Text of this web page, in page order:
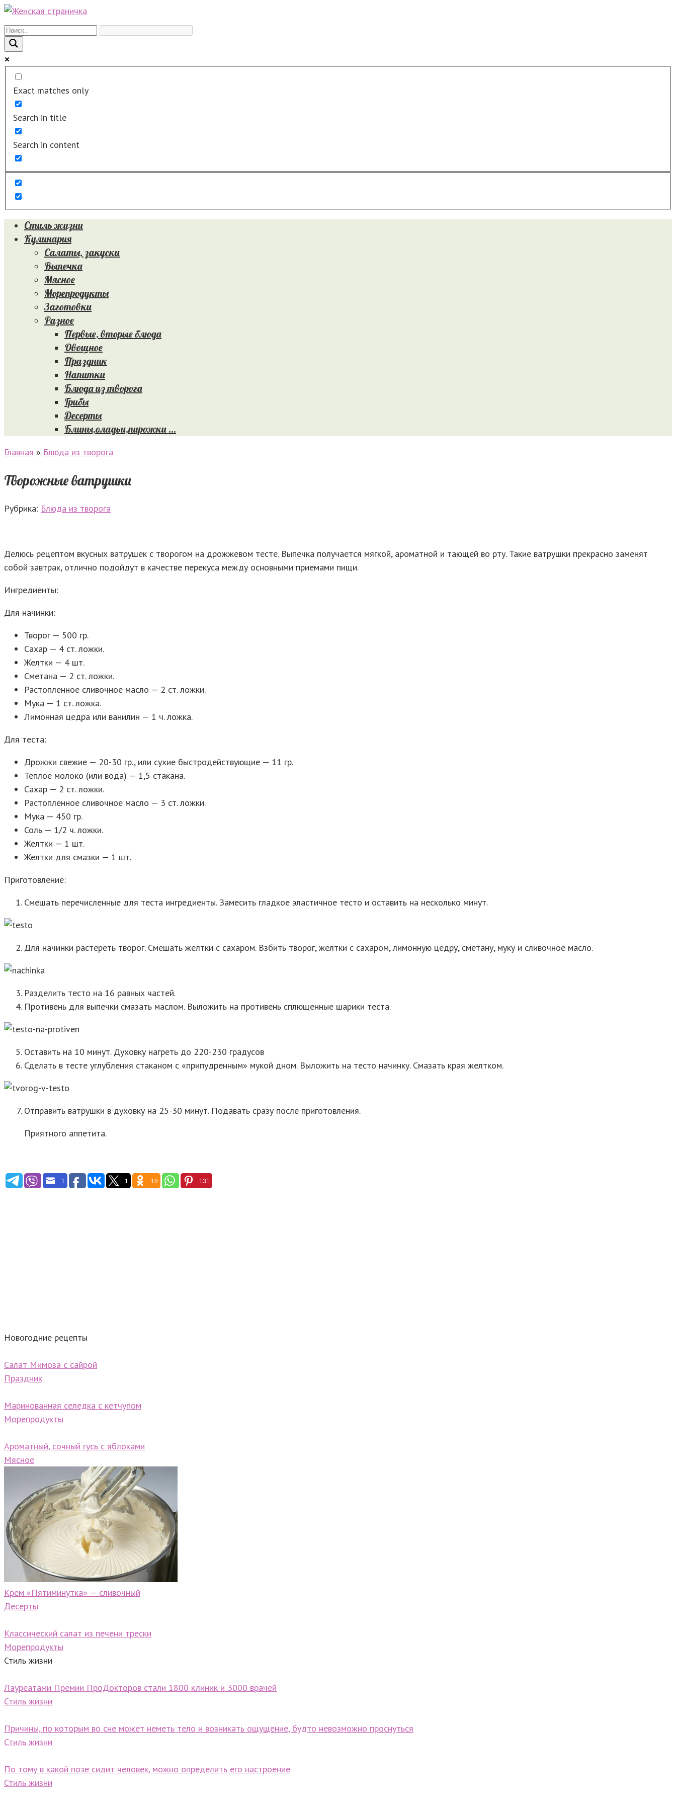
Перейти
к
контенту
Exact matches only
Search in title
Search in content
Стиль жизни
Кулинария
Салаты, закуски
Выпечка
Мясное
Морепродукты
Заготовки
Разное
Первые, вторые блюда
Овощное
Праздник
Напитки
Блюда из творога
Грибы
Десерты
Блины,оладьи,пирожки …
Главная » Блюда из творога
Творожные ватрушки
Рубрика: Блюда из творога
Делюсь рецептом вкусных ватрушек с творогом на дрожжевом тесте. Выпечка получается мягкой, ароматной и тающей во рту. Такие ватрушки прекрасно заменят
собой завтрак, отлично подойдут в качестве перекуса между основными приемами пищи.
Ингредиенты:
Для начинки:
Творог — 500 гр.
Сахар — 4 ст. ложки.
Желтки — 4 шт.
Сметана — 2 ст. ложки.
Растопленное сливочное масло — 2 ст. ложки.
Мука — 1 ст. ложка.
Лимонная цедра или ванилин — 1 ч. ложка.
Для теста:
Дрожжи свежие — 20-30 гр., или сухие быстродействующие — 11 гр.
Тёплое молоко (или вода) — 1,5 стакана.
Сахар — 2 ст. ложки.
Растопленное сливочное масло — 3 ст. ложки.
Мука — 450 гр.
Соль — 1/2 ч. ложки.
Желтки — 1 шт.
Желтки для смазки — 1 шт.
Приготовление:
Смешать перечисленные для теста ингредиенты. Замесить гладкое эластичное тесто и оставить на несколько минут.
Для начинки растереть творог. Смешать желтки с сахаром. Взбить творог, желтки с сахаром, лимонную цедру, сметану, муку и сливочное масло.
Разделить тесто на 16 равных частей.
Противень для выпечки смазать маслом. Выложить на противень сплющенные шарики теста.
Оставить на 10 минут. Духовку нагреть до 220-230 градусов
Сделать в тесте углубления стаканом с «припудренным» мукой дном. Выложить на тесто начинку. Смазать края желтком.
Отправить ватрушки в духовку на 25-30 минут. Подавать сразу после приготовления.
Приятного аппетита.
1 1 18 131
Новогодние рецепты
Салат Мимоза с сайрой
Праздник
Маринованная селедка с кетчупом
Морепродукты
Ароматный, сочный гусь с яблоками
Мясное
Крем «Пятиминутка» — сливочный
Десерты
Классический салат из печени трески
Морепродукты
Стиль жизни
Лауреатами Премии ПроДокторов стали 1800 клиник и 3000 врачей
Стиль жизни
Причины, по которым во сне может неметь тело и возникать ощущение, будто невозможно проснуться
Стиль жизни
По тому в какой позе сидит человек, можно определить его настроение
Стиль жизни